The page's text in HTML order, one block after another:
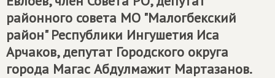
районного совета МО "Малогбекский
район" Республики Ингушетия Иса
Арчаков, депутат Городского округа
города Магас Абдулмажит Мартазанов.